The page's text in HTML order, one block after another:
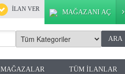
MAĞAZANI AÇ
İLAN VER
MAĞAZALAR TÜM İLANLAR